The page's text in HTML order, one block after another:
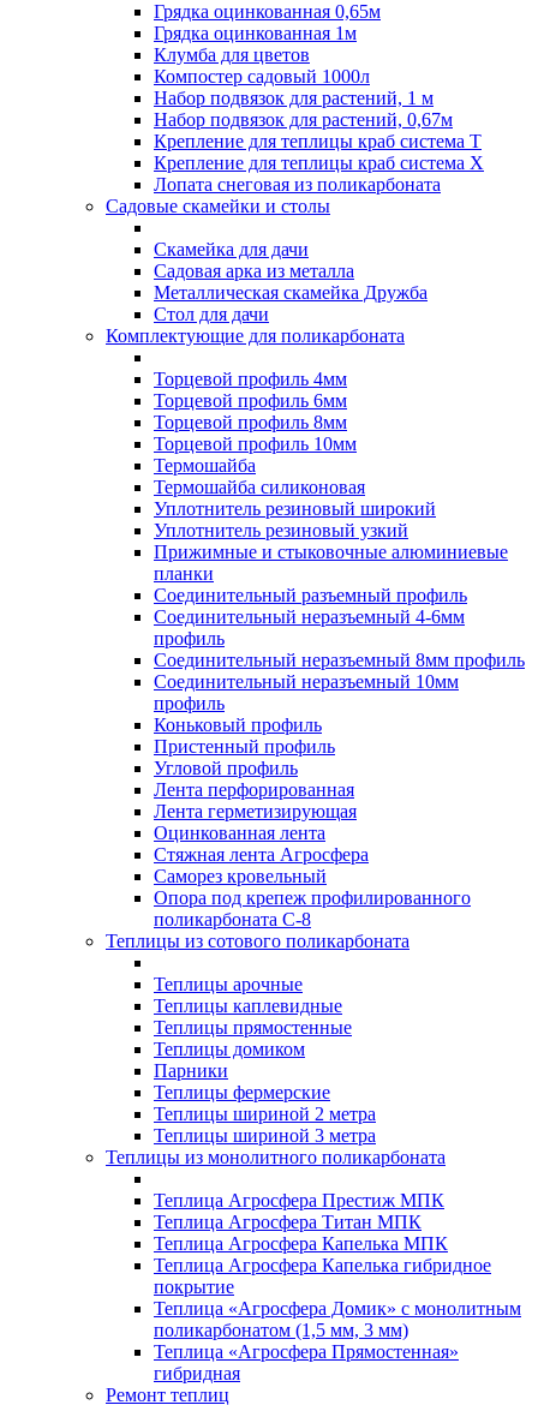
Грядка оцинкованная 0,65м
Грядка оцинкованная 1м
Клумба для цветов
Компостер садовый 1000л
Набор подвязок для растений, 1 м
Набор подвязок для растений, 0,67м
Крепление для теплицы краб система Т
Крепление для теплицы краб система Х
Лопата снеговая из поликарбоната
Садовые скамейки и столы
Скамейка для дачи
Садовая арка из металла
Металлическая скамейка Дружба
Стол для дачи
Комплектующие для поликарбоната
Торцевой профиль 4мм
Торцевой профиль 6мм
Торцевой профиль 8мм
Торцевой профиль 10мм
Термошайба
Термошайба силиконовая
Уплотнитель резиновый широкий
Уплотнитель резиновый узкий
Прижимные и стыковочные алюминиевые
планки
Соединительный разъемный профиль
Соединительный неразъемный 4-6мм
профиль
Соединительный неразъемный 8мм профиль
Соединительный неразъемный 10мм
профиль
Коньковый профиль
Пристенный профиль
Угловой профиль
Лента перфорированная
Лента герметизирующая
Оцинкованная лента
Стяжная лента Агросфера
Саморез кровельный
Опора под крепеж профилированного
поликарбоната С-8
Теплицы из сотового поликарбоната
Теплицы арочные
Теплицы каплевидные
Теплицы прямостенные
Теплицы домиком
Парники
Теплицы фермерские
Теплицы шириной 2 метра
Теплицы шириной 3 метра
Теплицы из монолитного поликарбоната
Теплица Агросфера Престиж МПК
Теплица Агросфера Титан МПК
Теплица Агросфера Капелька МПК
Теплица Агросфера Капелька гибридное
покрытие
Теплица «Агросфера Домик» с монолитным
поликарбонатом (1,5 мм, 3 мм)
Теплица «Агросфера Прямостенная»
гибридная
Ремонт теплиц